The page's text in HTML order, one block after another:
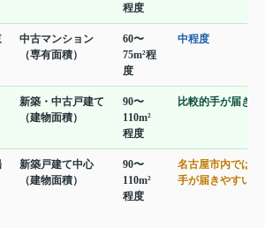
程度
中古マンション
（専有面積）
60〜
75m²程
度
中程度
新築・中古戸建て
（建物面積）
90〜
110m²
程度
比較的手が届きや
新築戸建て中心
（建物面積）
90〜
110m²
程度
名古屋市内では比
手が届きやすい